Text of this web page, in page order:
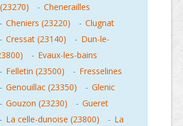
- Chenerailles
- Cheniers (23220) - Clugnat
- Cressat (23140) - Dun-le-
- Evaux-les-bains
- Felletin (23500) - Fresselines
- Genouillac (23350) - Glenic
- Gouzon (23230) - Gueret
- La celle-dunoise (23800) - La